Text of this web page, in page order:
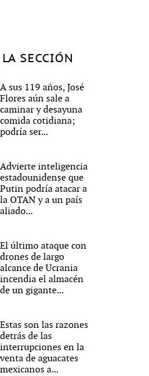
SECCIÓN
A sus 119 años, José
Flores aún sale a
caminar y desayuna
comida cotidiana;
podría ser...
Advierte inteligencia
estadounidense que
Putin podría atacar a
la OTAN y a un país
aliado...
El último ataque con
drones de largo
alcance de Ucrania
incendia el almacén
de un gigante...
Estas son las razones
detrás de las
interrupciones en la
venta de aguacates
mexicanos a...